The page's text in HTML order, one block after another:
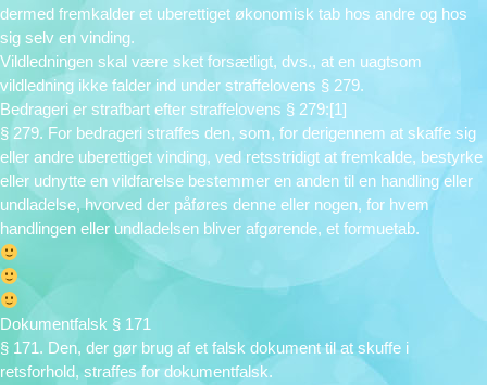
dermed fremkalder et uberettiget økonomisk tab hos andre og hos
sig selv en vinding.
Vildledningen skal være sket forsætligt, dvs., at en uagtsom
vildledning ikke falder ind under straffelovens § 279.
Bedrageri er strafbart efter straffelovens § 279:[1]
§ 279. For bedrageri straffes den, som, for derigennem at skaffe sig
eller andre uberettiget vinding, ved retsstridigt at fremkalde, bestyrke
eller udnytte en vildfarelse bestemmer en anden til en handling eller
undladelse, hvorved der påføres denne eller nogen, for hvem
handlingen eller undladelsen bliver afgørende, et formuetab.
Dokumentfalsk § 171
§ 171. Den, der gør brug af et falsk dokument til at skuffe i
retsforhold, straffes for dokumentfalsk.